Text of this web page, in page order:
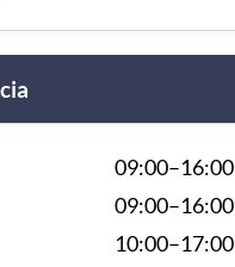
09:00–16:00
09:00–16:00
10:00–17:00